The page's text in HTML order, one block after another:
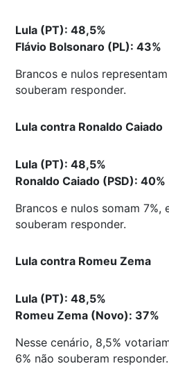
Lula (PT): 48,5%
Flávio Bolsonaro (PL): 43%
Brancos e nulos
souberam responder.
Lula contra Ronaldo Caiado
Lula (PT): 48,5%
Ronaldo Caiado (PSD): 40%
Brancos e nulos somam 7%,
souberam responder.
Lula contra Romeu Zema
Lula (PT): 48,5%
Romeu Zema (Novo): 37%
Nesse cenário, 8,5%
6% não souberam responder.